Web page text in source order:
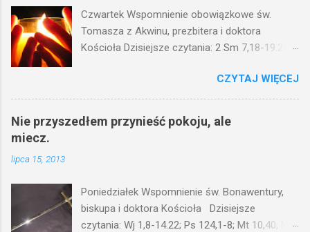
Czwartek Wspomnienie obowiązkowe św.
Tomasza z Akwinu, prezbitera i doktora
Kościoła Dzisiejsze czytania: 2 Sm 7,18-19.24-
(Mk 4,21-25) Jezus mówił ludowi: Czy po to
wnosi się światło, by je postawić pod korcem
lub pod łóżkiem? Czy nie po to, aby je postawić
na świeczniku? Nie ma bowiem nic ukrytego, co
wy mierzycie, odmierzą wam i jeszcze wam
dołożą. Bo kto ma, temu będzie dane; a kto nie
CZYTAJ WIĘCEJ
Nie przyszedłem przynieść pokoju, ale
miecz.
lipca 15, 2013
Poniedziałek Wspomnienie św. Bonawentury,
biskupa i doktora Kościoła Dzisiejsze
czytania: Wj 1,8-14.22; Ps 124,1-8; Mt 10,40; Mt